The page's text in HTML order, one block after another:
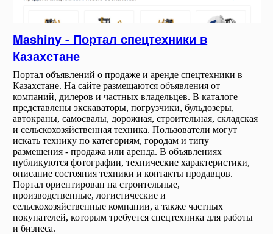
Mashiny - Портал спецтехники в
Казахстане
Портал объявлений о продаже и аренде спецтехники в
Казахстане. На сайте размещаются объявления от
компаний, дилеров и частных владельцев. В каталоге
представлены экскаваторы, погрузчики, бульдозеры,
автокраны, самосвалы, дорожная, строительная, складская
и сельскохозяйственная техника. Пользователи могут
искать технику по категориям, городам и типу
размещения - продажа или аренда. В объявлениях
публикуются фотографии, технические характеристики,
описание состояния техники и контакты продавцов.
Портал ориентирован на строительные,
производственные, логистические и
сельскохозяйственные компании, а также частных
покупателей, которым требуется спецтехника для работы
и бизнеса.